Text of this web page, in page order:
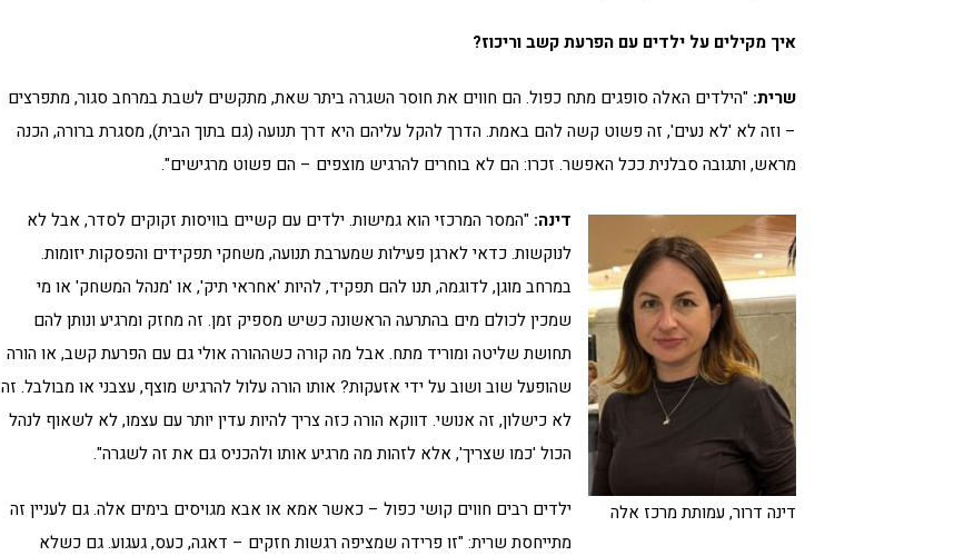
איך מקילים על ילדים עם הפרעת קשב וריכוז?
שרית: "הילדים האלה סופגים מתח כפול. הם חווים את חוסר השגרה ביתר שאת, מתקשים לשבת במרחב סגור, מתפרצים
– וזה לא 'לא נעים', זה פשוט קשה להם באמת. הדרך להקל עליהם היא דרך תנועה (גם בתוך הבית), מסגרת ברורה, הכנה
מראש, ותגובה סבלנית ככל האפשר. זכרו: הם לא בוחרים להרגיש מוצפים – הם פשוט מרגישים".
דינה דרור, עמותת מרכז אלה
דינה: "המסר המרכזי הוא גמישות. ילדים עם קשיים בוויסות זקוקים לסדר, אבל לא
לנוקשות. כדאי לארגן פעילות שמערבת תנועה, משחקי תפקידים והפסקות יזומות.
במרחב מוגן, לדוגמה, תנו להם תפקיד, להיות 'אחראי תיק', או 'מנהל המשחק' או מי
שמכין לכולם מים בהתרעה הראשונה כשיש מספיק זמן. זה מחזק ומרגיע ונותן להם
תחושת שליטה ומוריד מתח. אבל מה קורה כשההורה אולי גם עם הפרעת קשב, או הורה
שהופעל שוב ושוב על ידי אזעקות? אותו הורה עלול להרגיש מוצף, עצבני או מבולבל. זה
לא כישלון, זה אנושי. דווקא הורה כזה צריך להיות עדין יותר עם עצמו, לא לשאוף לנהל
הכול 'כמו שצריך', אלא לזהות מה מרגיע אותו ולהכניס גם את זה לשגרה".
ילדים רבים חווים קושי כפול – כאשר אמא או אבא מגויסים בימים אלה. גם לעניין זה
מתייחסת שרית: "זו פרידה שמציפה רגשות חזקים – דאגה, כעס, געגוע. גם כשלא